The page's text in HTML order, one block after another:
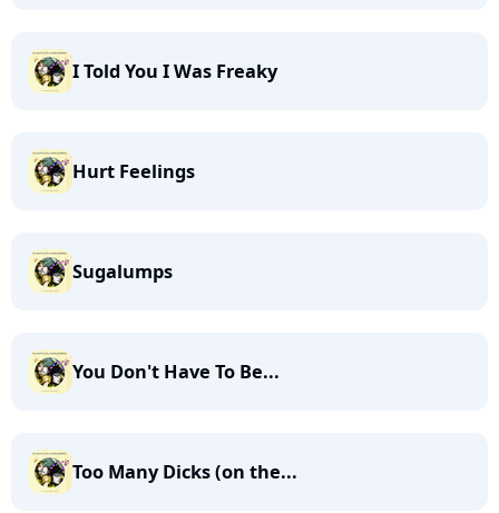
I Told You I Was Freaky
Hurt Feelings
Sugalumps
You Don't Have To Be...
Too Many Dicks (on the...